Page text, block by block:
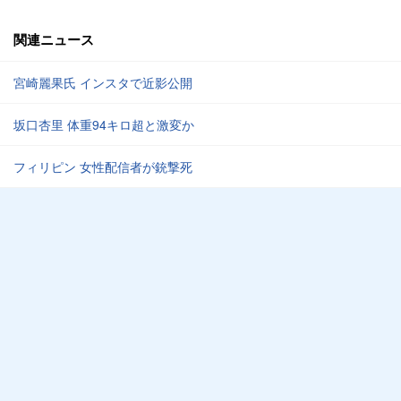
関連ニュース
宮崎麗果氏 インスタで近影公開
坂口杏里 体重94キロ超と激変か
フィリピン 女性配信者が銃撃死